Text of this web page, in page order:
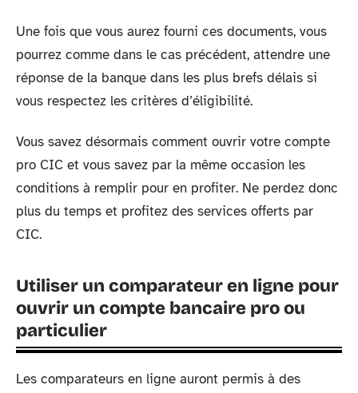
Une fois que vous aurez fourni ces documents, vous
pourrez comme dans le cas précédent, attendre une
réponse de la banque dans les plus brefs délais si
vous respectez les critères d’éligibilité.
Vous savez désormais comment ouvrir votre compte
pro CIC et vous savez par la même occasion les
conditions à remplir pour en profiter. Ne perdez donc
plus du temps et profitez des services offerts par
CIC.
Utiliser un comparateur en ligne pour
ouvrir un compte bancaire pro ou
particulier
Les comparateurs en ligne auront permis à des